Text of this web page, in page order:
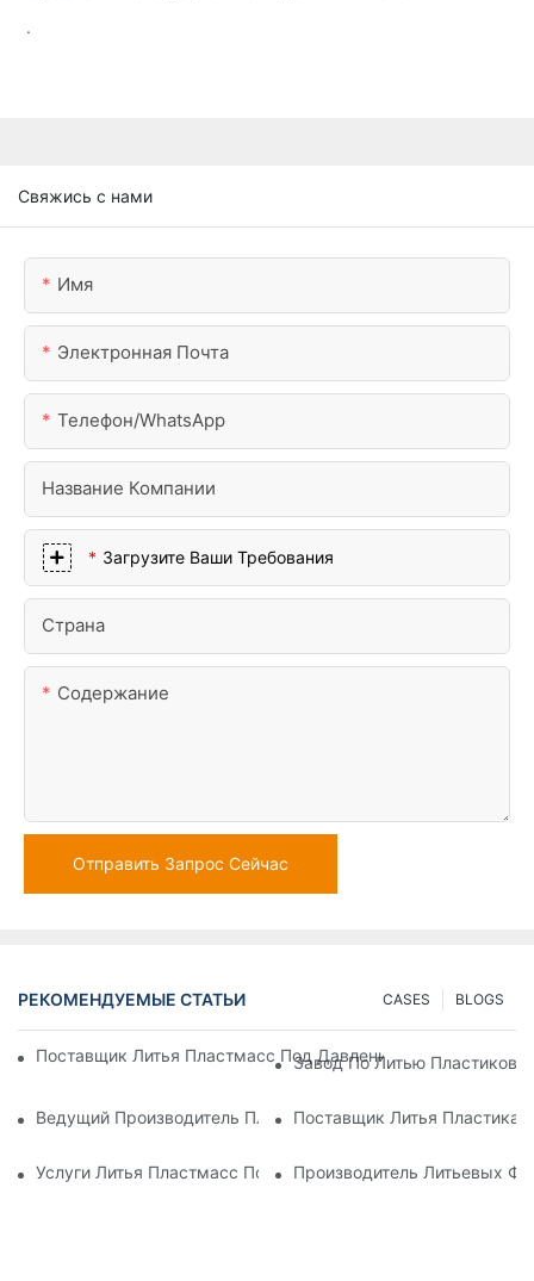
.
Свяжись с нами
Имя
Электронная Почта
Телефон/WhatsApp
Название Компании
Загрузите Ваши Требования
Страна
Содержание
Отправить Запрос Сейчас
РЕКОМЕНДУЕМЫЕ СТАТЬИ BLOGS
CASES
Поставщик Литья Пластмасс Под Давлением С Обширным
Завод По Литью
Ведущий Производитель Пластиковых Деталей Для
Поставщик Литья
Услуги Литья Пластмасс Под Давлением Для
Производитель Литьевых